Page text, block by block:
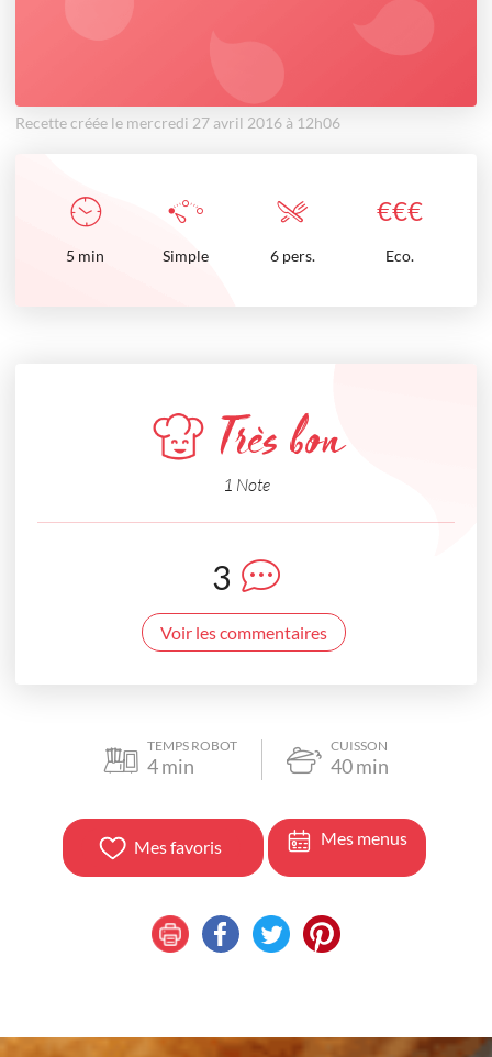
Recette créée le mercredi 27 avril 2016 à 12h06
€€€
5 min Simple 6 pers. Eco.
Très bon
1 Note
3
Voir les commentaires
TEMPS ROBOT
4min
CUISSON
40min
Mes favoris Mes menus